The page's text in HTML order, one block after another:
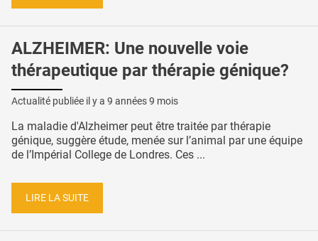
ALZHEIMER: Une nouvelle voie
thérapeutique par thérapie génique?
Actualité publiée il y a 9 années 9 mois
La maladie d'Alzheimer peut être traitée par thérapie
génique, suggère étude, menée sur l’animal par une équipe
de l’Impérial College de Londres. Ces ...
LIRE LA SUITE